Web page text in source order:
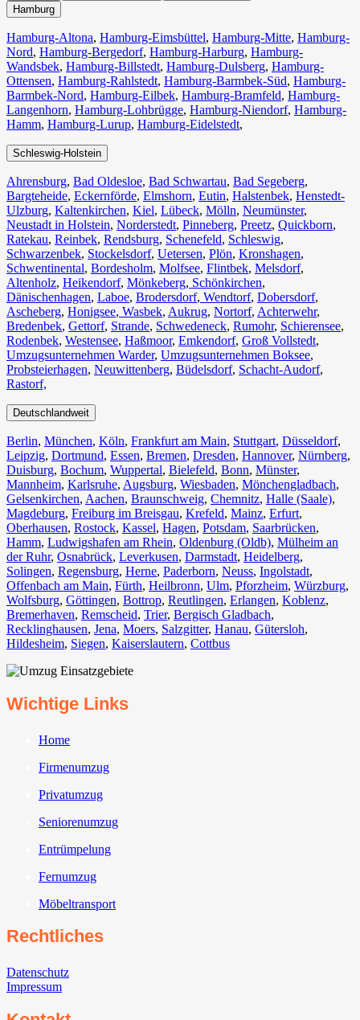
Hamburg
Hamburg-Altona, Hamburg-Eimsbüttel, Hamburg-Mitte, Hamburg-
Nord, Hamburg-Bergedorf, Hamburg-Harburg, Hamburg-
Wandsbek, Hamburg-Billstedt, Hamburg-Dulsberg, Hamburg-
Ottensen, Hamburg-Rahlstedt, Hamburg-Barmbek-Süd, Hamburg-
Barmbek-Nord, Hamburg-Eilbek, Hamburg-Bramfeld, Hamburg-
Langenhorn, Hamburg-Lohbrügge, Hamburg-Niendorf, Hamburg-
Hamm, Hamburg-Lurup, Hamburg-Eidelstedt,
Schleswig-Holstein
Ahrensburg, Bad Oldesloe, Bad Schwartau, Bad Segeberg,
Bargteheide, Eckernförde, Elmshorn, Eutin, Halstenbek, Henstedt-
Ulzburg, Kaltenkirchen, Kiel, Lübeck, Mölln, Neumünster,
Neustadt in Holstein, Norderstedt, Pinneberg, Preetz, Quickborn,
Ratekau, Reinbek, Rendsburg, Schenefeld, Schleswig,
Schwarzenbek, Stockelsdorf, Uetersen, Plön, Kronshagen,
Schwentinental, Bordesholm, Molfsee, Flintbek, Melsdorf,
Altenholz, Heikendorf, Mönkeberg, Schönkirchen,
Dänischenhagen, Laboe, Brodersdorf, Wendtorf, Dobersdorf,
Ascheberg, Honigsee, Wasbek, Aukrug, Nortorf, Achterwehr,
Bredenbek, Gettorf, Strande, Schwedeneck, Rumohr, Schierensee,
Rodenbek, Westensee, Haßmoor, Emkendorf, Groß Vollstedt,
Umzugsunternehmen Warder, Umzugsunternehmen Boksee,
Probsteierhagen, Neuwittenberg, Büdelsdorf, Schacht-Audorf,
Rastorf,
Deutschlandweit
Berlin⁠, München, Köln⁠, Frankfurt am Main, Stuttgart, Düsseldorf,
Leipzig, Dortmund, Essen, Bremen, Dresden, Hannover, Nürnberg,
Duisburg⁠, Bochum, Wuppertal⁠, Bielefeld⁠, Bonn⁠, Münster⁠,
Mannheim, Karlsruhe, Augsburg, Wiesbaden⁠, Mönchengladbach⁠,
Gelsenkirchen⁠, Aachen⁠, Braunschweig, Chemnitz⁠, Halle (Saale)⁠,
Magdeburg, Freiburg im Breisgau⁠, Krefeld⁠, Mainz⁠, Erfurt,
Oberhausen⁠, Rostock⁠, Kassel⁠, Hagen, Potsdam, Saarbrücken⁠,
Hamm, Ludwigshafen am Rhein⁠, Oldenburg (Oldb), Mülheim an
der Ruhr, Osnabrück⁠, Leverkusen, Darmstadt⁠, Heidelberg,
Solingen, Regensburg, Herne⁠, Paderborn, Neuss, Ingolstadt,
Offenbach am Main, Fürth⁠, Heilbronn, Ulm⁠, Pforzheim, Würzburg,
Wolfsburg⁠, Göttingen, Bottrop, Reutlingen, Erlangen⁠, Koblenz,
Bremerhaven⁠, Remscheid, Trier⁠, Bergisch Gladbach,
Recklinghausen, Jena⁠, Moers⁠, Salzgitter⁠, Hanau, Gütersloh,
Hildesheim⁠, Siegen⁠, Kaiserslautern⁠, Cottbus⁠
Wichtige Links
Home
Firmenumzug
Privatumzug
Seniorenumzug
Entrümpelung
Fernumzug
Möbeltransport
Rechtliches
Datenschutz
Impressum